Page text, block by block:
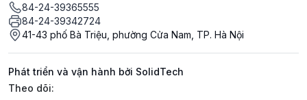
84-24-39365555
84-24-39342724
41-43 phố Bà Triệu, phường Cửa Nam, TP. Hà Nội
Phát triển và vận hành bởi SolidTech
Mạng xã hội
Theo dõi: